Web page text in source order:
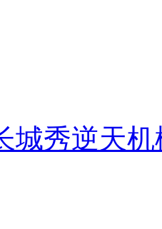
城秀逆天机